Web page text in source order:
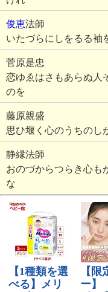
俊恵法師
いたづらにしをるる袖
菅原是忠
恋ゆゑはさもあらぬ人
のを
藤原親盛
思ひ堰く心のうちのし
静縁法師
おのづからつらき心も
な